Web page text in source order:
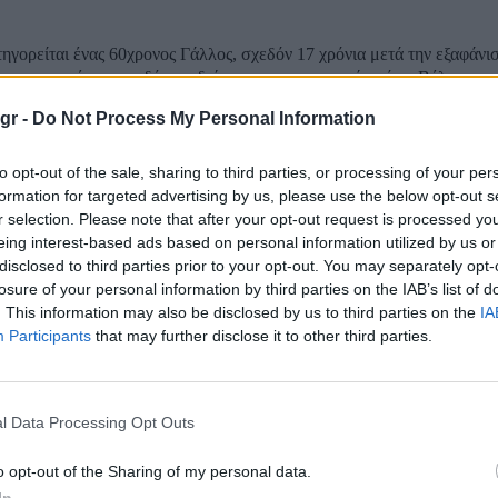
- Do Not Process My Personal Information
opt-out of the sale, sharing to third parties, or processing of your
for targeted advertising by us, please use the below opt-out
selection. Please note that after your opt-out request is processed
interest-based ads based on personal information utilized by us
to third parties prior to your opt-out. You may separately
of your personal information by third parties on the IAB’s list of
This information may also be disclosed by us to third parties on the
Participants that may further disclose it to other third parties.
Data Processing Opt Outs
opt-out of the Sharing of my personal data.
ένας 60χρονος Γάλλος, σχεδόν 17 χρόνια μετά την
και μητέρας των δύο παιδιών τους με καταγωγή από το Βέλγιο, η
και συλλήψεις στις βελγικές πόλεις
σημειώθηκαν στις Βρυξέλλες και σε άλλες μεγάλες πόλεις του
της Πρωτοχρονιάς κυριαρχούν στα πρωτοσέλιδα του βελγικού
λόγο για μια «πολυάσχολη αλλά γενικά υπό έλεγχο» νύχτα.
πρόεδρο των ΗΠΑ